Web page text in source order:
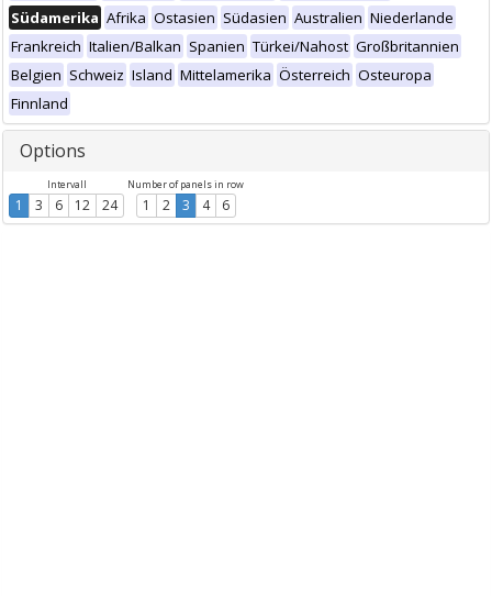
Südamerika Afrika Ostasien Südasien Australien Niederlande
Frankreich Italien/Balkan Spanien Türkei/Nahost Großbritannien
Belgien Schweiz Island Mittelamerika Österreich Osteuropa
Finnland
Options
Intervall
1 3 6 12 24
Number of panels in row
1 2 3 4 6